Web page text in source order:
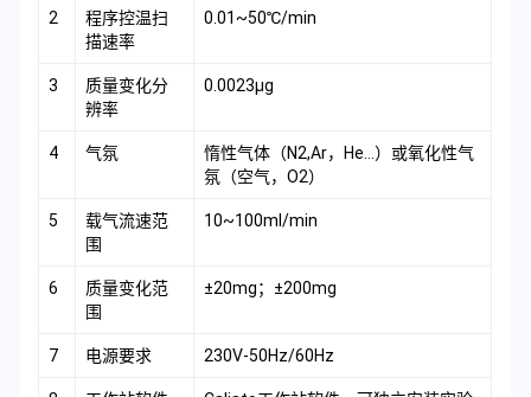
2
程序控温扫
描速率
0.01~50℃/min
3
质量变化分
辨率
0.0023μg
4 气氛
惰性气体（N2,Ar，He…）或氧化性气
氛（空气，O2）
5
载气流速范
围
10~100ml/min
6
质量变化范
围
±20mg；±200mg
7 电源要求 230V-50Hz/60Hz